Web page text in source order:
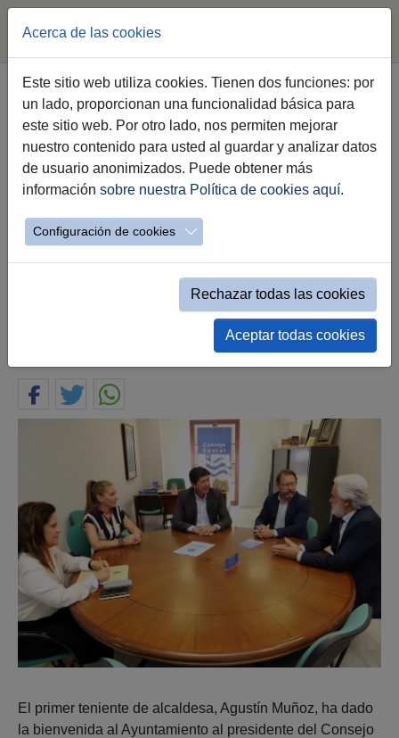
Saltar al contenido principal
El Consejo Social de Jerez
organizará unas jornadas para
visibilizar su labor y compartir
experiencias con otras ciudades
El presidente del Consejo Económico y Social
diálogo social de la Comunidad”
El primer teniente de alcaldesa, Agustín Muñoz, ha dado
la bienvenida al Ayuntamiento al presidente del Consejo
Acerca de las cookies
Este sitio web utiliza cookies. Tienen dos funciones: por
un lado, proporcionan una funcionalidad básica para
este sitio web. Por otro lado, nos permiten mejorar
nuestro contenido para usted al guardar y analizar datos
de usuario anonimizados. Puede obtener más
información sobre nuestra Política de cookies aquí.
Configuración de cookies
Rechazar todas las cookies
Aceptar todas cookies